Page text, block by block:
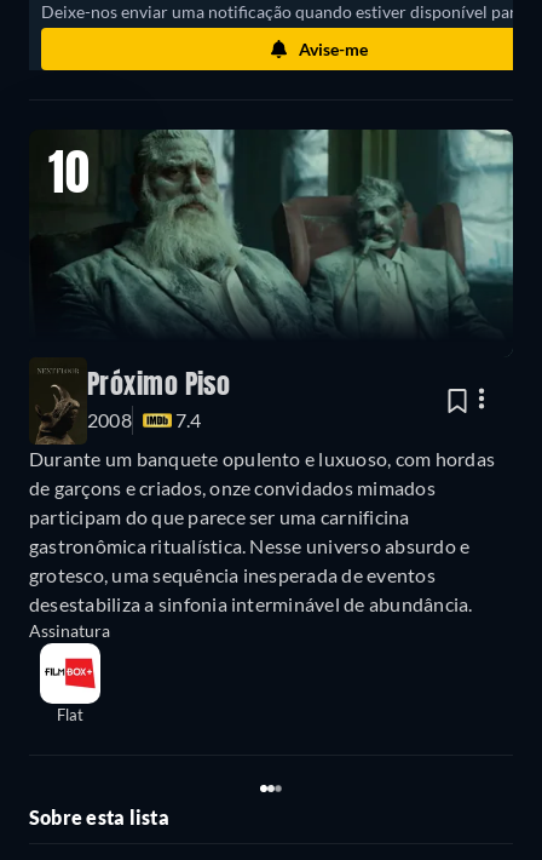
Deixe-nos enviar uma notificação quando estiver disponível para
Avise-me
10
Próximo Piso
2008
7.4
Durante um banquete opulento e luxuoso, com hordas
de garçons e criados, onze convidados mimados
participam do que parece ser uma carnificina
gastronômica ritualística. Nesse universo absurdo e
grotesco, uma sequência inesperada de eventos
desestabiliza a sinfonia interminável de abundância.
Assinatura
Flat
Sobre esta lista